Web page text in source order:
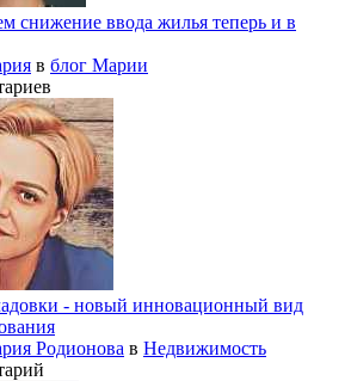
снижение ввода жилья теперь и в
в блог Марии
- новый инновационный вид
Родионова в Недвижимость